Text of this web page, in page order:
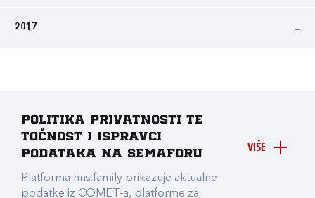
2017
VIŠE
Politika privatnosti te
točnost i ispravci
podataka na Semaforu
Platforma hns.family prikazuje aktualne
podatke iz COMET-a, platforme za